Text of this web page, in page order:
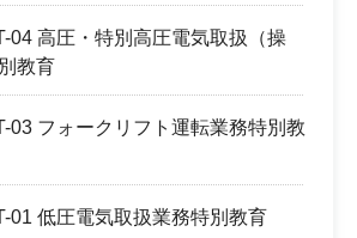
04 高圧・特別高圧電気取扱（操
教育
03 フォークリフト運転業務特別教
01 低圧電気取扱業務特別教育